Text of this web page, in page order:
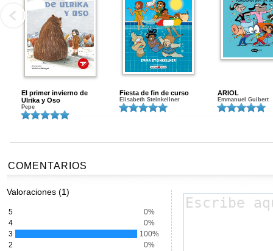
El primer invierno de
Ulrika y Oso
Pepe
Fiesta de fin de curso
Elisabeth Steinkellner
ARIOL
Emmanuel Guibert
COMENTARIOS
Valoraciones (1)
5
0%
4
0%
3
100%
2
0%